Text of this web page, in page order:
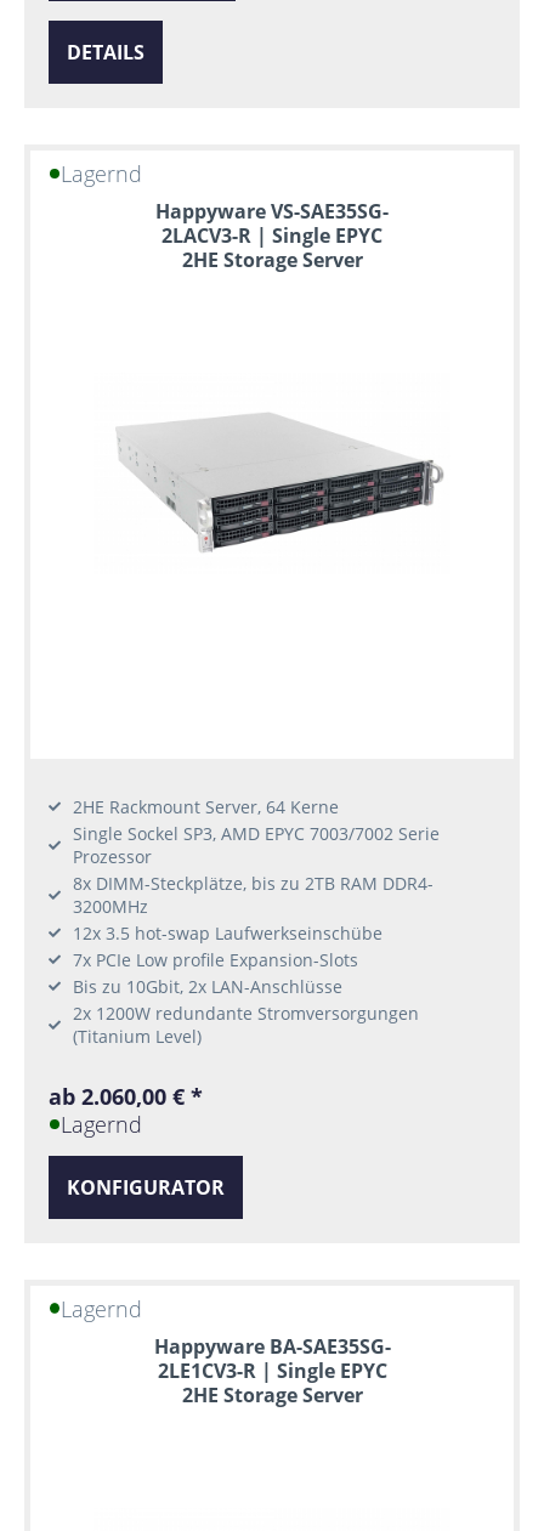
DETAILS
Lagernd
Happyware VS-SAE35SG-
2LACV3-R | Single EPYC
2HE Storage Server
2HE Rackmount Server, 64 Kerne
Single Sockel SP3, AMD EPYC 7003/7002 Serie
Prozessor
8x DIMM-Steckplätze, bis zu 2TB RAM DDR4-
3200MHz
12x 3.5 hot-swap Laufwerkseinschübe
7x PCIe Low profile Expansion-Slots
Bis zu 10Gbit, 2x LAN-Anschlüsse
2x 1200W redundante Stromversorgungen
(Titanium Level)
ab 2.060,00 € *
Lagernd
KONFIGURATOR
Lagernd
Happyware BA-SAE35SG-
2LE1CV3-R | Single EPYC
2HE Storage Server